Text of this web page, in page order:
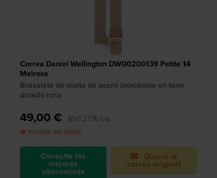
Correa Daniel Wellington DW00200139 Petite 14
Melrose
Brazalete de malla de acero inoxidable en tono
dorado rosa
49,00 € Incl 21% iva
● Pronto en stock
Consulte las
mejores
alternativas
Quiero la
correa original